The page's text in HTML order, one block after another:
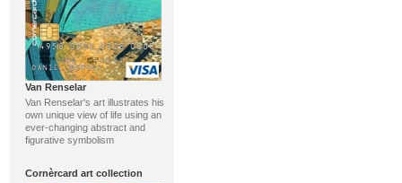
Van Renselar
Van Renselar's art illustrates his
own unique view of life using an
ever-changing abstract and
figurative symbolism
Cornèrcard art collection